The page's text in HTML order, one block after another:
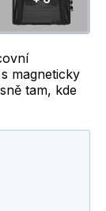
magneticky
tam, kde